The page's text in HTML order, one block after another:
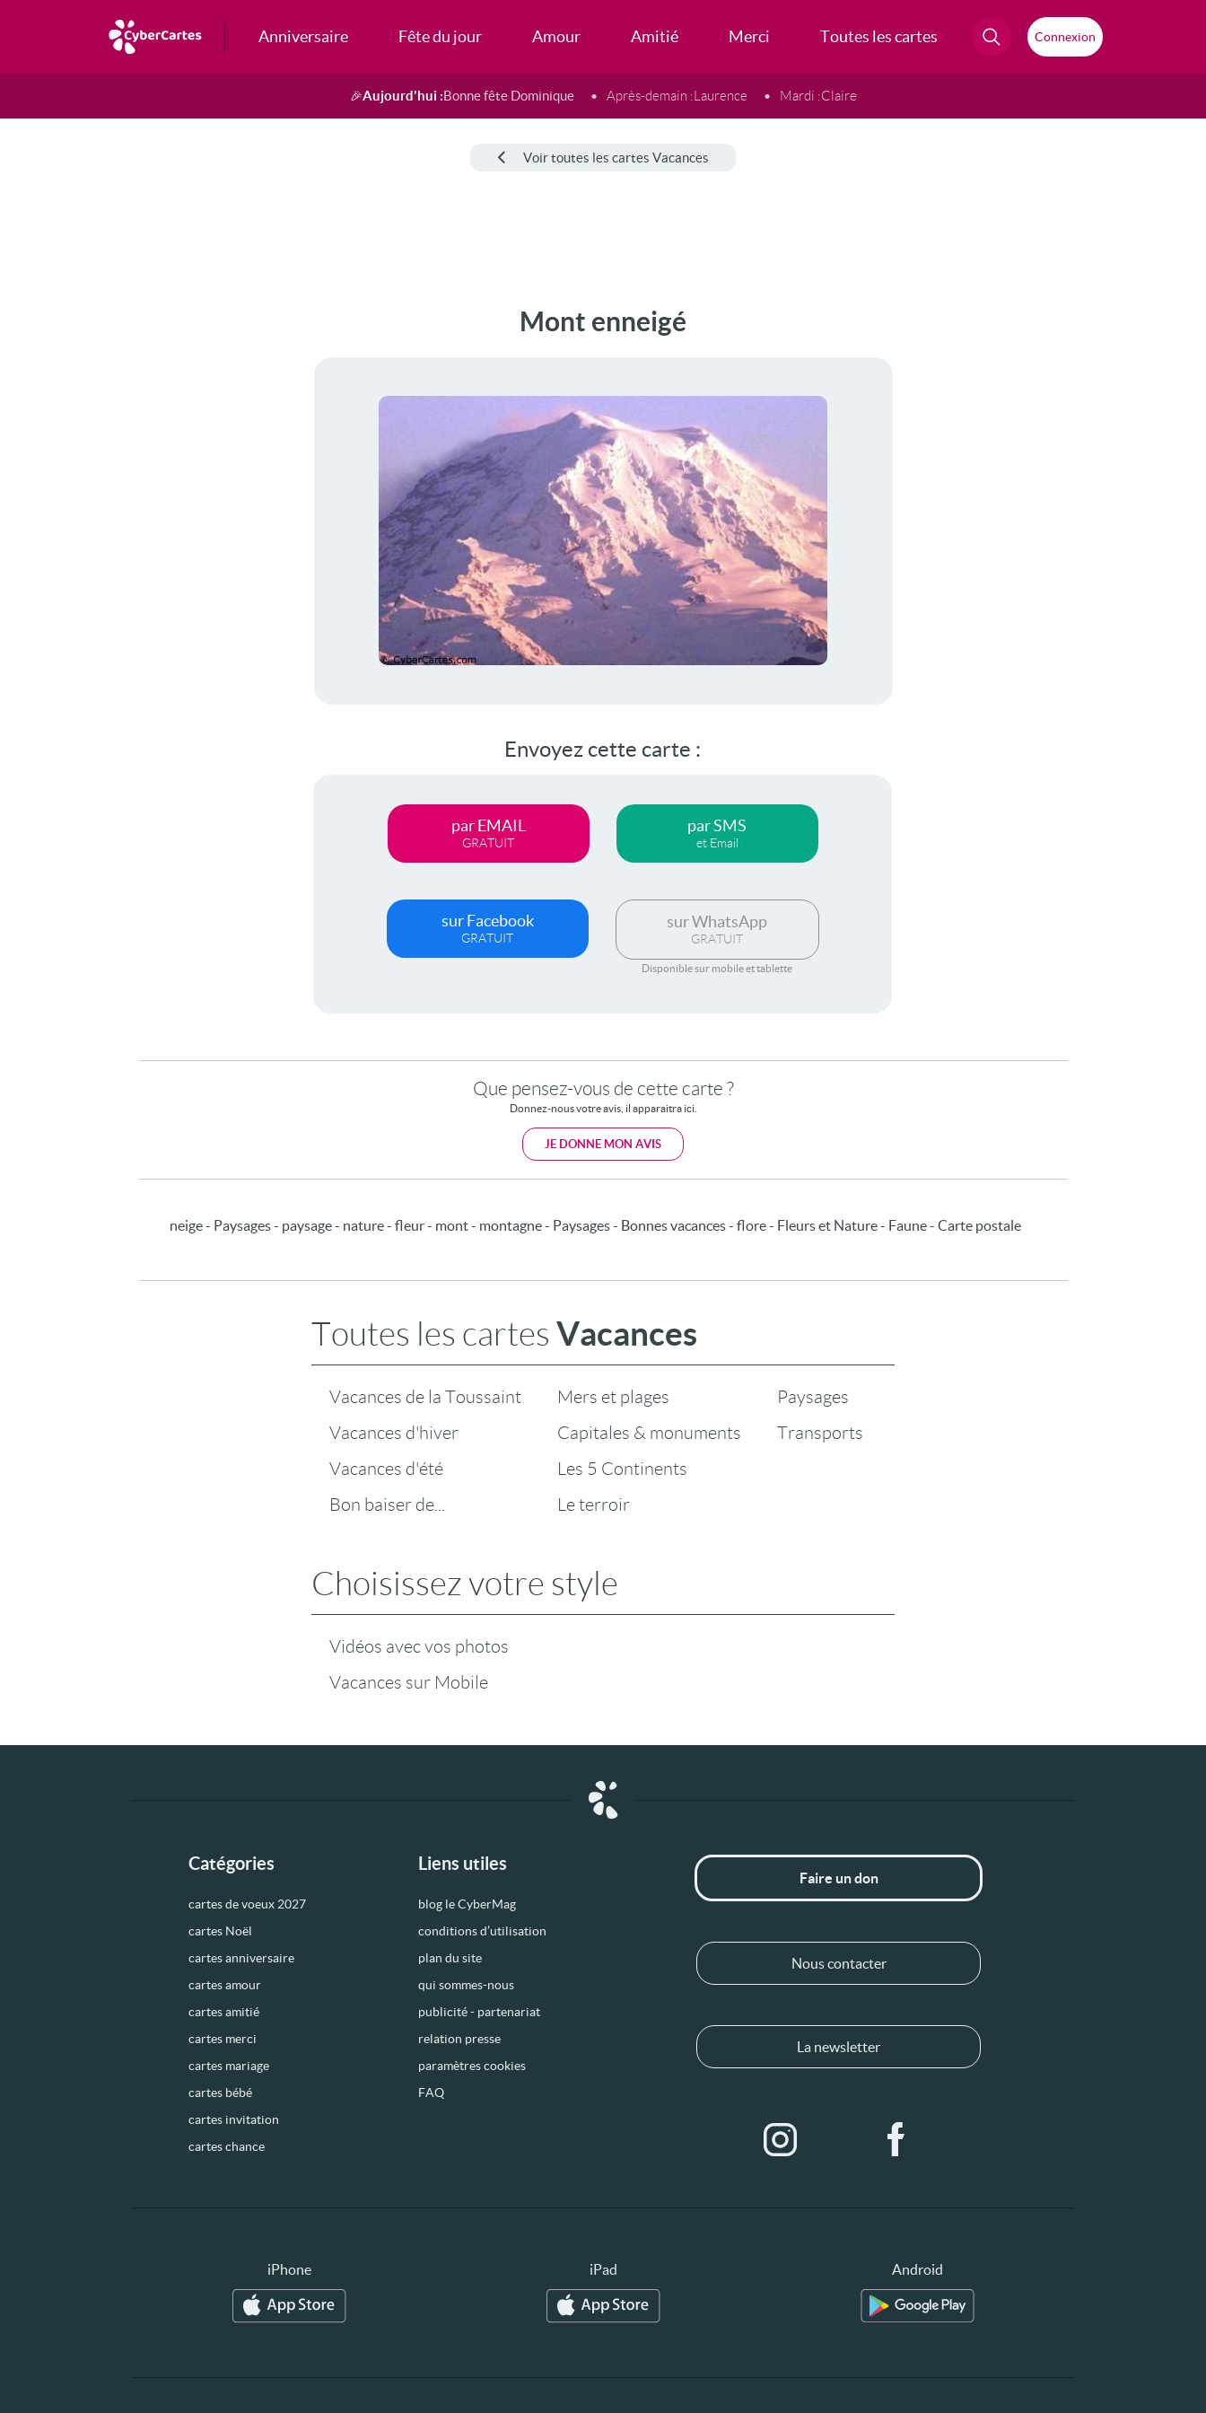
Anniversaire Fête du jour Amour Amitié Merci Toutes les cartes Connexion
🎉Aujourd'hui :Bonne fête Dominique Après-demain :Laurence Mardi :Claire
Voir toutes les cartes Vacances
Mont enneigé
Envoyez cette carte :
par EMAIL
GRATUIT
par SMS
et Email
sur Facebook
GRATUIT
sur WhatsApp
GRATUIT
Disponible sur mobile et tablette
Que pensez-vous de cette carte ?
Donnez-nous votre avis, il apparaitra ici.
JE DONNE MON AVIS
neige - Paysages - paysage - nature - fleur - mont - montagne - Paysages - Bonnes vacances - flore - Fleurs et Nature - Faune - Carte postale
Toutes les cartes Vacances
Vacances de la Toussaint
Vacances d'hiver
Vacances d'été
Bon baiser de...
Mers et plages
Capitales & monuments
Les 5 Continents
Le terroir
Paysages
Transports
Choisissez votre style
Vidéos avec vos photos
Vacances sur Mobile
Catégories
cartes de voeux 2027
cartes Noël
cartes anniversaire
cartes amour
cartes amitié
cartes merci
cartes mariage
cartes bébé
cartes invitation
cartes chance
Liens utiles
blog le CyberMag
conditions d’utilisation
plan du site
qui sommes-nous
publicité - partenariat
relation presse
paramètres cookies
FAQ
Faire un don
Nous contacter
La newsletter
iPhone iPad Android